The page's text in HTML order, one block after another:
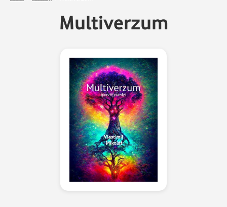
Multiverzum